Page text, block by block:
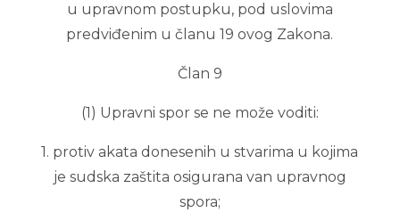
u upravnom postupku, pod uslovima
predviđenim u članu 19 ovog Zakona.
Član 9
(1) Upravni spor se ne može voditi:
1. protiv akata donesenih u stvarima u kojima
je sudska zaštita osigurana van upravnog
spora;